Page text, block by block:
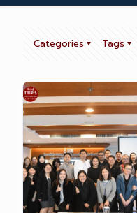
Categories Tags